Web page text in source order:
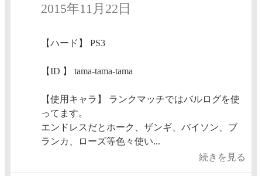
2015年11月22日
【ハード】 PS3
【ID 】 tama-tama-tama
【使用キャラ】 ランクマッチではバルログを使
ってます。
エンドレスだとホーク、ザンギ、バイソン、ブ
ランカ、ローズ等色々使い...
続きを見る